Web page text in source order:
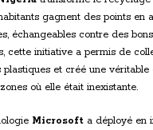
gagnent des points en
échangeables contre des
cette initiative a permis de
plastiques et créé une
où elle était inexistante.
Microsoft a déployé en